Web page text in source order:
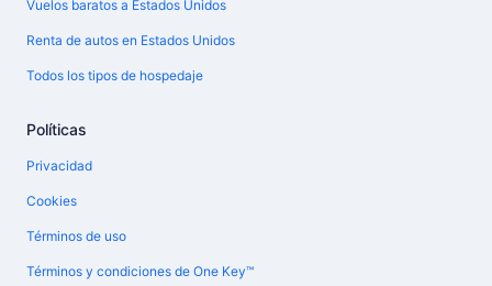
Vuelos baratos a Estados Unidos
Renta de autos en Estados Unidos
Todos los tipos de hospedaje
Políticas
Privacidad
Cookies
Términos de uso
Términos y condiciones de One Key™